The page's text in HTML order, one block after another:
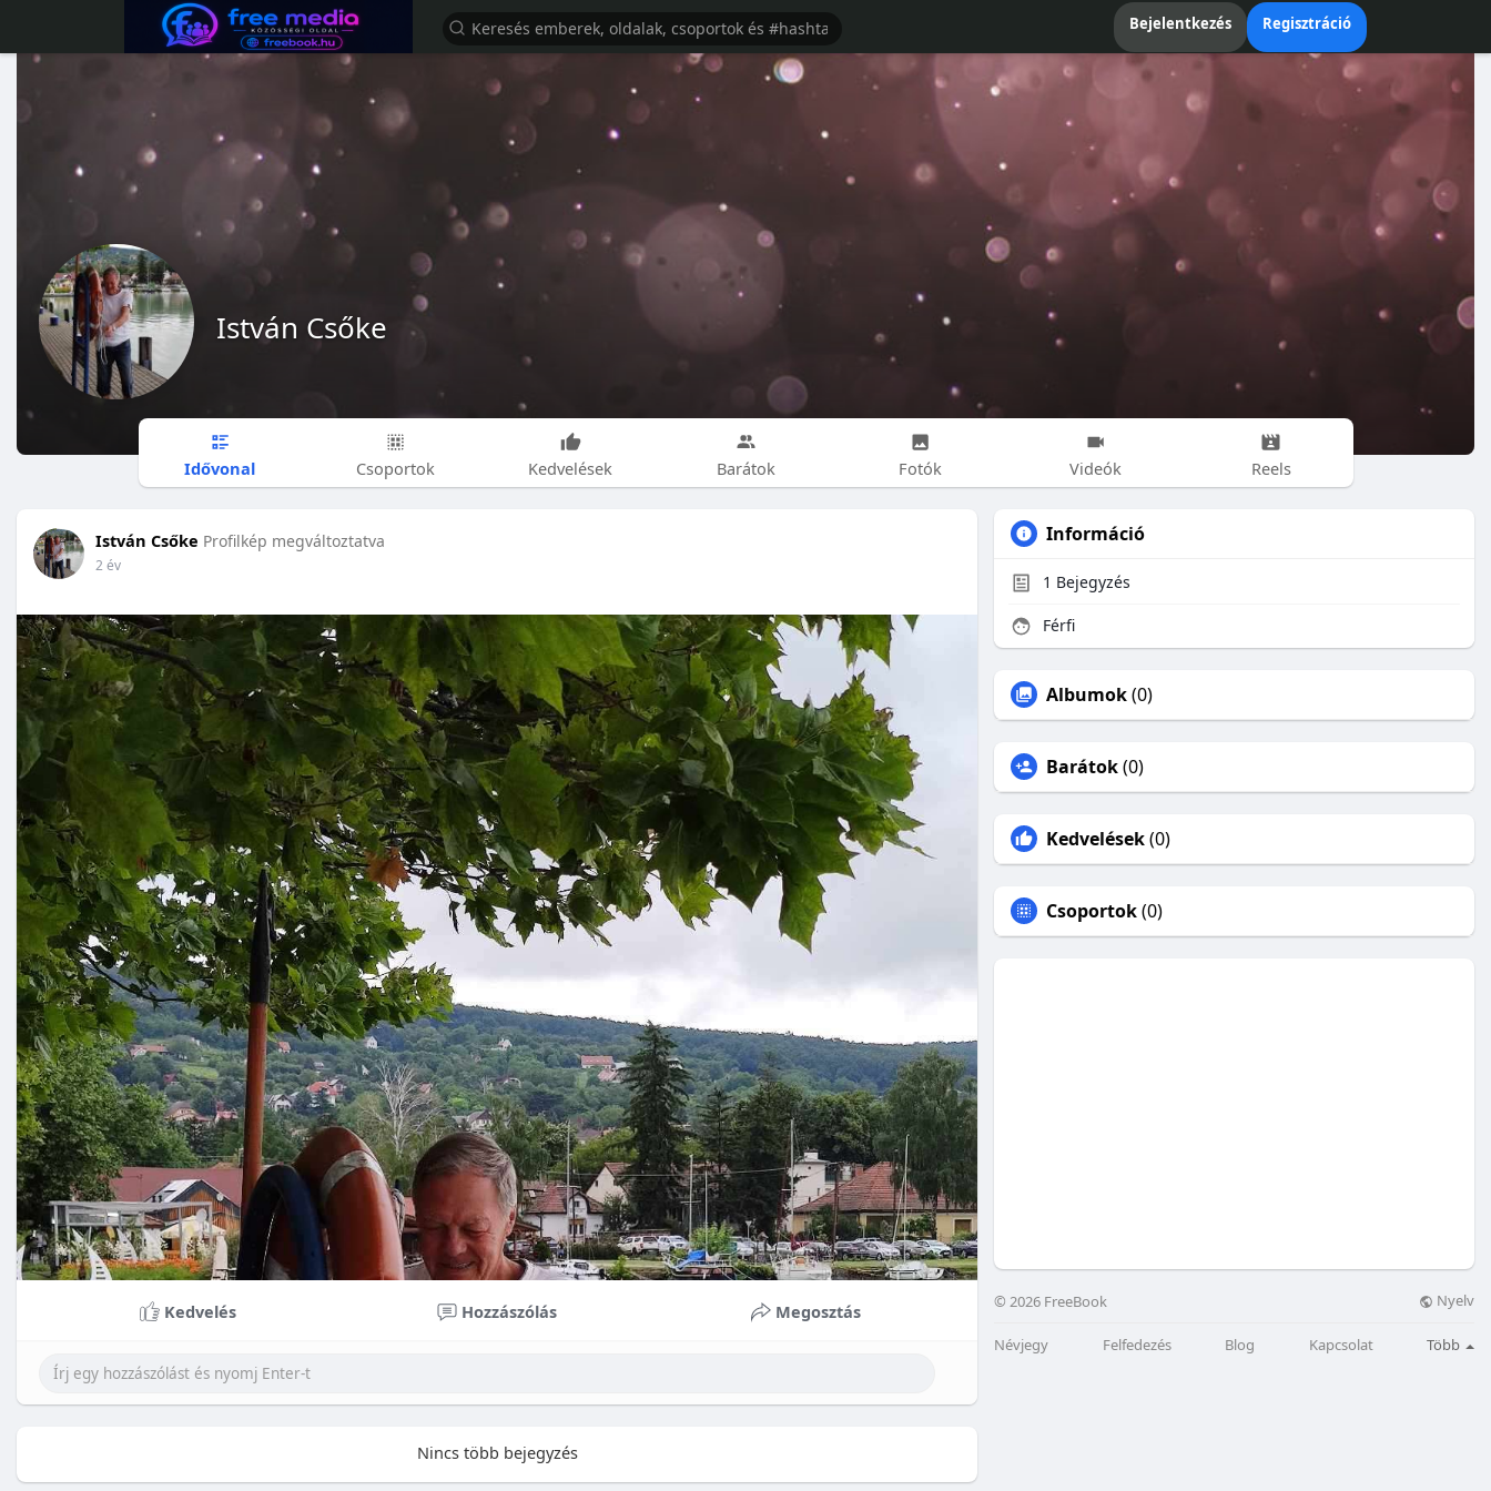
Bejelentkezés Regisztráció
István Csőke
Idővonal Csoportok Kedvelések Barátok Fotók Videók Reels
István Csőke Profilkép megváltoztatva
2 év
Kedvelés Hozzászólás Megosztás
Nincs több bejegyzés
Információ
1 Bejegyzés
Férfi
Albumok(0)
Barátok(0)
Kedvelések(0)
Csoportok(0)
© 2026 FreeBook Nyelv
Névjegy Felfedezés Blog Kapcsolat Több